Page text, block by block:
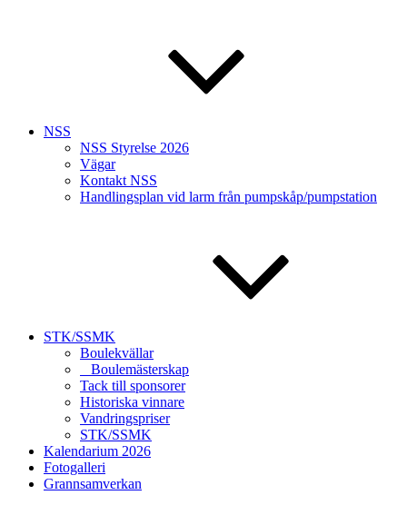
NSS
NSS Styrelse 2026
Vägar
Kontakt NSS
Handlingsplan vid larm från pumpskåp/pumpstation
STK/SSMK
Boulekvällar
Boulemästerskap
Tack till sponsorer
Historiska vinnare
Vandringspriser
STK/SSMK
Kalendarium 2026
Fotogalleri
Grannsamverkan